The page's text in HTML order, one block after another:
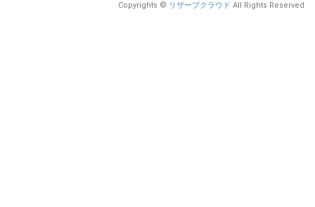
Copyrights © リザーブクラウド All Rights Reserved